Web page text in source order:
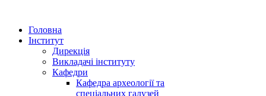
Головна
Інститут
Дирекція
Викладачі інституту
Кафедри
Кафедра археології та
спеціальних галузей